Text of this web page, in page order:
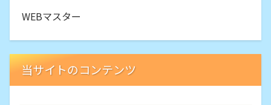
WEBマスター
当サイトのコンテンツ